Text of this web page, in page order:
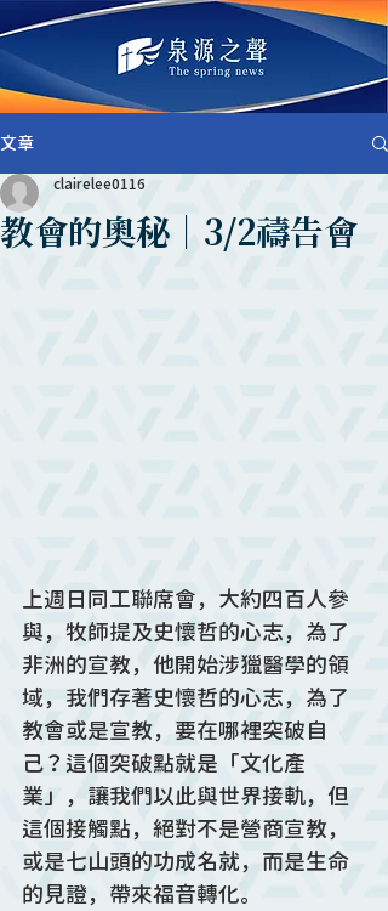
文章
教會的奧秘｜3/2禱告會
clairelee0116
上週日同工聯席會，大約四百人參
與，牧師提及史懷哲的心志，為了
非洲的宣教，他開始涉獵醫學的領
域，我們存著史懷哲的心志，為了
教會或是宣教，要在哪裡突破自
己？這個突破點就是「文化產
業」，讓我們以此與世界接軌，但
這個接觸點，絕對不是營商宣教，
或是七山頭的功成名就，而是生命
的見證，帶來福音轉化。